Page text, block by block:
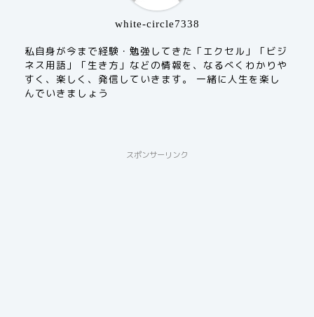
white-circle7338
私自身が今まで経験・勉強してきた「エクセル」「ビジ
ネス用語」「生き方」などの情報を、なるべくわかりや
すく、楽しく、発信していきます。 一緒に人生を楽し
んでいきましょう
スポンサーリンク